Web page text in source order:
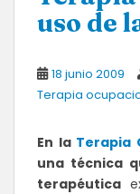
uso de
18 junio 2009
Terapia
En la Terapia
una técnica
terapéutica